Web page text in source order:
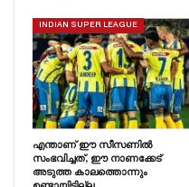
INDIAN SUPER LEAGUE
എന്താണ് ഈ സീസണിൽ
സംഭവിച്ചത്, ഈ നാണക്കേട്
അടുത്ത കാലത്തൊന്നും